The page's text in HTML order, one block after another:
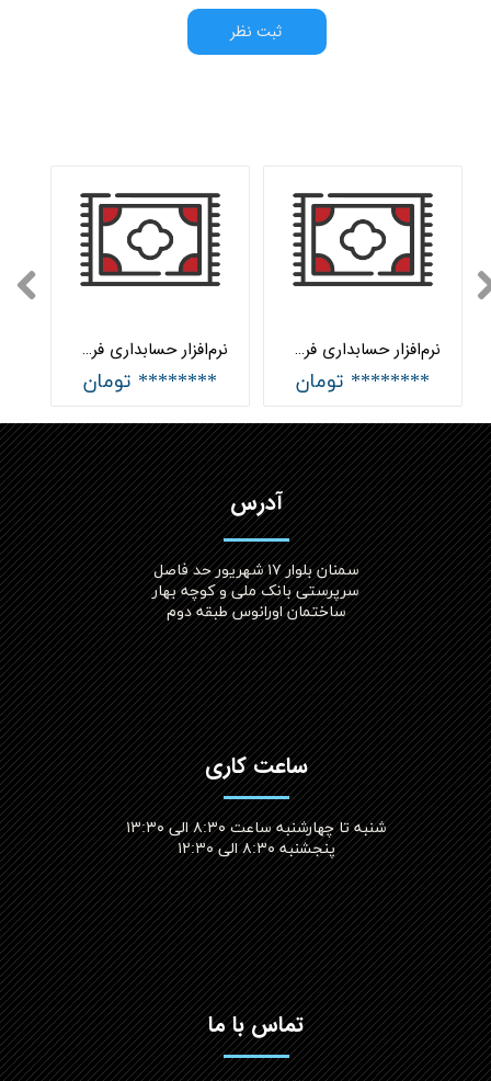
ثبت نظر
نرم‌افزار حسابداری فرش ماشینی و موکت پیشرفته هلو APEX
******** تومان
نرم‌افزار حسابداری فرش ماشینی و موکت جامع هلو APEX
******** تومان
آدرس
سمنان بلوار ۱۷ شهریور حد فاصل
سرپرستی بانک ملی و کوچه بهار
ساختمان اورانوس طبقه دوم
ساعت کاری
شنبه تا چهارشنبه ساعت ۸:۳۰ الی ۱۳:۳۰
پنجشنبه ۸:۳۰ الی ۱۲:۳۰​​​​​​​
تماس با ما